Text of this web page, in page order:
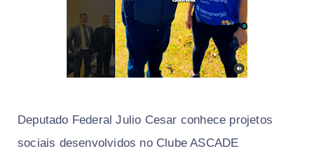
Deputado Federal Julio Cesar conhece projetos
sociais desenvolvidos no Clube ASCADE